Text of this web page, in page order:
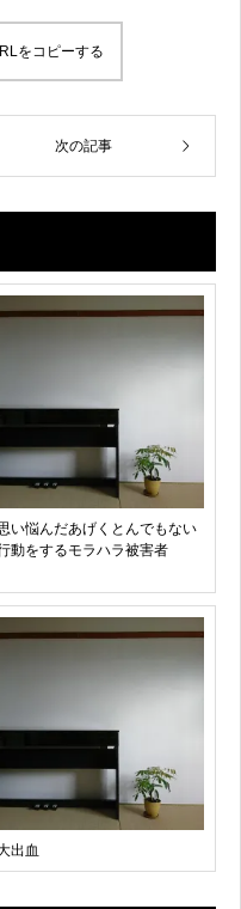
をコピーする
次の記事
い悩んだあげくとんでもない
動をするモラハラ被害者
出血